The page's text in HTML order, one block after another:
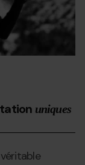
uniques